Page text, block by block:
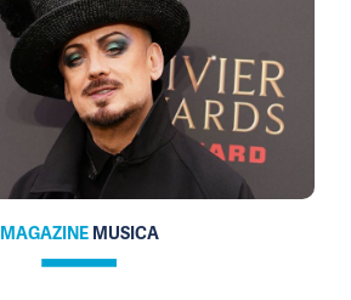
MAGAZINE MUSICA